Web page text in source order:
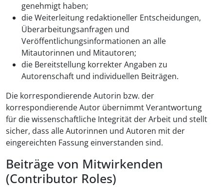
genehmigt haben;
die Weiterleitung redaktioneller Entscheidungen,
Überarbeitungsanfragen und
Veröffentlichungsinformationen an alle
Mitautorinnen und Mitautoren;
die Bereitstellung korrekter Angaben zu
Autorenschaft und individuellen Beiträgen.
Die korrespondierende Autorin bzw. der
korrespondierende Autor übernimmt Verantwortung
für die wissenschaftliche Integrität der Arbeit und stellt
sicher, dass alle Autorinnen und Autoren mit der
eingereichten Fassung einverstanden sind.
Beiträge von Mitwirkenden
(Contributor Roles)